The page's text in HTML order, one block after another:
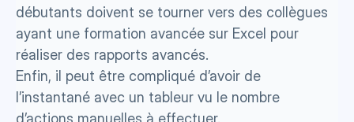
débutants doivent se tourner vers des collègues
ayant une formation avancée sur Excel pour
réaliser des rapports avancés.
Enfin, il peut être compliqué d’avoir de
l’instantané avec un tableur vu le nombre
d’actions manuelles à effectuer.